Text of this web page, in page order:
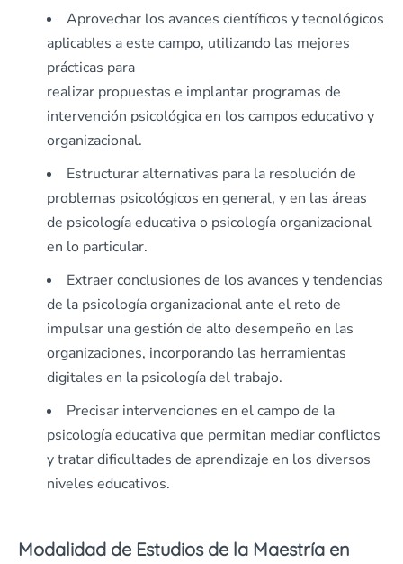
Aprovechar los avances científicos y tecnológicos
aplicables a este campo, utilizando las mejores
prácticas para
realizar propuestas e implantar programas de
intervención psicológica en los campos educativo y
organizacional.
Estructurar alternativas para la resolución de
problemas psicológicos en general, y en las áreas
de psicología educativa o psicología organizacional
en lo particular.
Extraer conclusiones de los avances y tendencias
de la psicología organizacional ante el reto de
impulsar una gestión de alto desempeño en las
organizaciones, incorporando las herramientas
digitales en la psicología del trabajo.
Precisar intervenciones en el campo de la
psicología educativa que permitan mediar conflictos
y tratar dificultades de aprendizaje en los diversos
niveles educativos.
Modalidad de Estudios de la Maestría en